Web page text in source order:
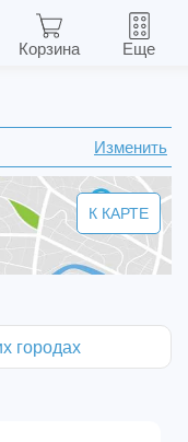
мг №12
Изменить
К КАРТЕ
городах
Корзина Еще